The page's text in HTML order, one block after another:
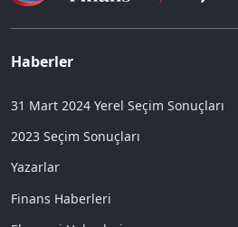
Haberler
31 Mart 2024 Yerel Seçim Sonuçları
2023 Seçim Sonuçları
Yazarlar
Finans Haberleri